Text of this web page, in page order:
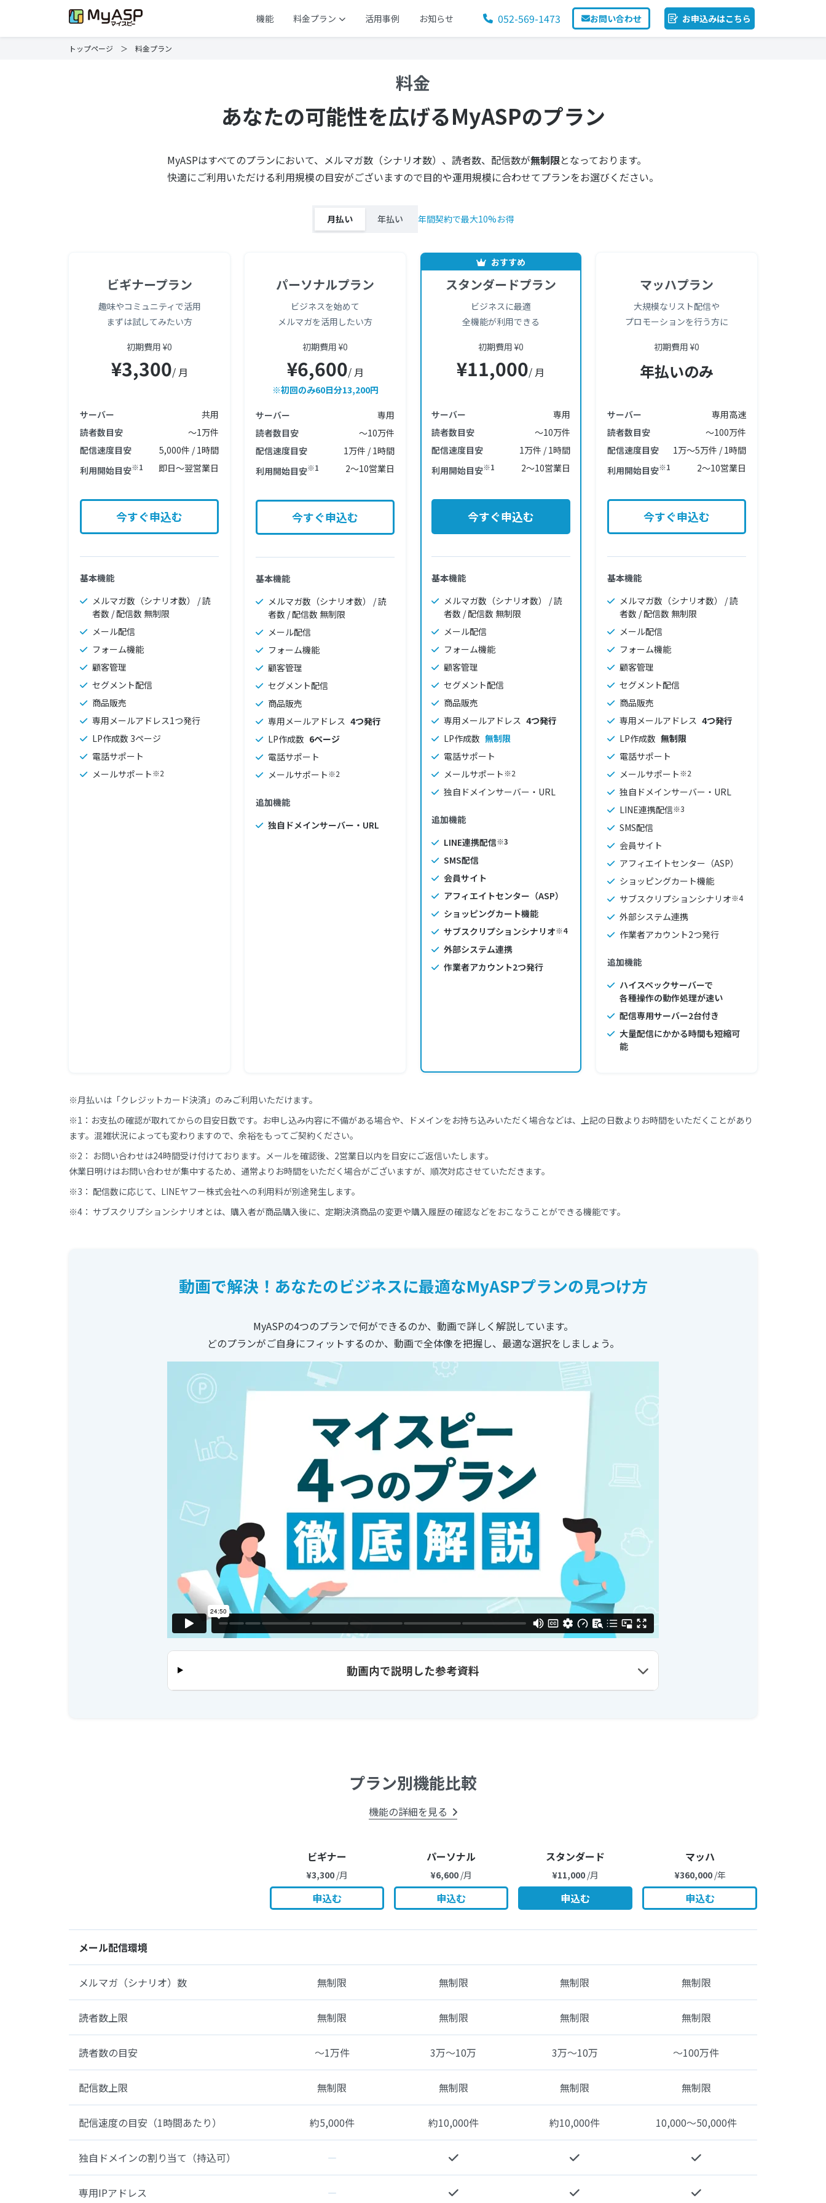
機能 料金プラン 活用事例 お知らせ 052-569-1473 お問い合わせ お申込みはこちら
トップページ ＞ 料金プラン
料金
あなたの可能性を広げるMyASPのプラン
MyASPはすべてのプランにおいて、メルマガ数（シナリオ数）、読者数、配信数が無制限となっております。
快適にご利用いただける利用規模の目安がございますので目的や運用規模に合わせてプランをお選びください。
月払い 年払い 年間契約で最大10%お得
ビギナープラン
趣味やコミュニティで活用
まずは試してみたい方
初期費用 ¥0
¥3,300/ 月
サーバー
共用
読者数目安
〜1万件
配信速度目安
5,000件 / 1時間
利用開始目安※1 即日〜翌営業日
今すぐ申込む
基本機能
メルマガ数（シナリオ数） / 読
者数 / 配信数 無制限
メール配信
フォーム機能
顧客管理
セグメント配信
商品販売
専用メールアドレス1つ発行
LP作成数 3ページ
電話サポート
メールサポート※2
パーソナルプラン
ビジネスを始めて
メルマガを活用したい方
初期費用 ¥0
¥6,600/ 月
※初回のみ60日分13,200円
サーバー
専用
読者数目安
〜10万件
配信速度目安
1万件 / 1時間
利用開始目安※1 2〜10営業日
今すぐ申込む
基本機能
メルマガ数（シナリオ数） / 読
者数 / 配信数 無制限
メール配信
フォーム機能
顧客管理
セグメント配信
商品販売
専用メールアドレス 4つ発行
LP作成数 6ページ
電話サポート
メールサポート※2
追加機能
独自ドメインサーバー・URL
おすすめ
スタンダードプラン
ビジネスに最適
全機能が利用できる
初期費用 ¥0
¥11,000/ 月
サーバー
専用
読者数目安
〜10万件
配信速度目安
1万件 / 1時間
利用開始目安※1 2〜10営業日
今すぐ申込む
基本機能
メルマガ数（シナリオ数） / 読
者数 / 配信数 無制限
メール配信
フォーム機能
顧客管理
セグメント配信
商品販売
専用メールアドレス 4つ発行
LP作成数 無制限
電話サポート
メールサポート※2
独自ドメインサーバー・URL
追加機能
LINE連携配信※3
SMS配信
会員サイト
アフィエイトセンター（ASP）
ショッピングカート機能
サブスクリプションシナリオ※4
外部システム連携
作業者アカウント2つ発行
マッハプラン
大規模なリスト配信や
プロモーションを行う方に
初期費用 ¥0
年払いのみ
サーバー
専用高速
読者数目安
〜100万件
配信速度目安
1万〜5万件 / 1時間
利用開始目安※1 2〜10営業日
今すぐ申込む
基本機能
メルマガ数（シナリオ数） / 読
者数 / 配信数 無制限
メール配信
フォーム機能
顧客管理
セグメント配信
商品販売
専用メールアドレス 4つ発行
LP作成数 無制限
電話サポート
メールサポート※2
独自ドメインサーバー・URL
LINE連携配信※3
SMS配信
会員サイト
アフィエイトセンター（ASP）
ショッピングカート機能
サブスクリプションシナリオ※4
外部システム連携
作業者アカウント2つ発行
追加機能
ハイスペックサーバーで
各種操作の動作処理が速い
配信専用サーバー2台付き
大量配信にかかる時間も短縮可
能
※月払いは「クレジットカード決済」のみご利用いただけます。
※1：お支払の確認が取れてからの目安日数です。お申し込み内容に不備がある場合や、ドメインをお持ち込みいただく場合などは、上記の日数よりお時間をいただくことがあり
ます。混雑状況によっても変わりますので、余裕をもってご契約ください。
※2： お問い合わせは24時間受け付けております。メールを確認後、2営業日以内を目安にご返信いたします。
休業日明けはお問い合わせが集中するため、通常よりお時間をいただく場合がございますが、順次対応させていただきます。
※3： 配信数に応じて、LINEヤフー株式会社への利用料が別途発生します。
※4： サブスクリプションシナリオとは、購入者が商品購入後に、定期決済商品の変更や購入履歴の確認などをおこなうことができる機能です。
動画で解決！あなたのビジネスに最適なMyASPプランの見つけ方
MyASPの4つのプランで何ができるのか、動画で詳しく解説しています。
どのプランがご自身にフィットするのか、動画で全体像を把握し、最適な選択をしましょう。
動画内で説明した参考資料
プラン別機能比較
機能の詳細を見る
ビギナー
¥3,300/月
申込む
パーソナル
¥6,600 /月
申込む
スタンダード
¥11,000 /月
申込む
マッハ
¥360,000/年
申込む
メール配信環境
メルマガ（シナリオ）数 無制限 無制限 無制限 無制限
読者数上限 無制限 無制限 無制限 無制限
読者数の目安 〜1万件 3万〜10万 3万〜10万 〜100万件
配信数上限 無制限 無制限 無制限 無制限
配信速度の目安（1時間あたり） 約5,000件 約10,000件 約10,000件 10,000〜50,000件
独自ドメインの割り当て（持込可）
専用IPアドレス